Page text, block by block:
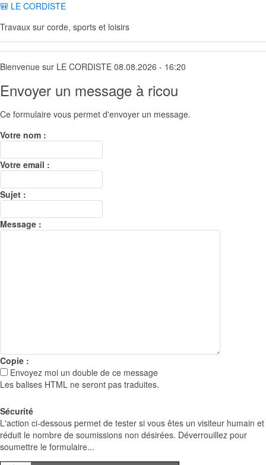
🎒 LE CORDISTE
Travaux sur corde, sports et loisirs
Bienvenue sur LE CORDISTE 08.08.2026 - 16:20
Envoyer un message à ricou
Ce formulaire vous permet d'envoyer un message.
Votre nom :
Votre email :
Sujet :
Message :
Copie :
Envoyez moi un double de ce message
Les balises HTML ne seront pas traduites.
Sécurité
L'action ci-dessous permet de tester si vous êtes un visiteur humain et
réduit le nombre de soumissions non désirées. Déverrouillez pour
soumettre le formulaire...